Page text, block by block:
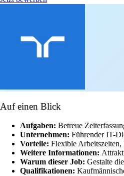
Auf einen Blick
Aufgaben: Betreue
Unternehmen: Führender IT-
Vorteile: Flexible Arbeitszeiten,
Weitere Informationen:
Warum dieser Job: Gestalte
Qualifikationen: